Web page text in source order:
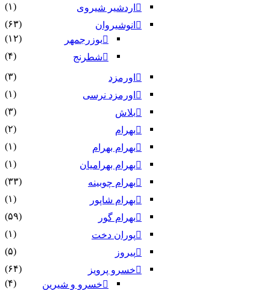
اردشیر شیروی
(۱)
انوشیروان
(۶۳)
بوزرجمهر
(۱۲)
شطرنج
(۴)
اورمزد
(۳)
اورمزد نرسى‏
(۱)
بلاش
(۳)
بهرام
(۲)
بهرام بهرام
(۱)
بهرام بهرامیان‏
(۱)
بهرام چوبینه
(۳۳)
بهرام شاپور
(۱)
بهرام گور
(۵۹)
پوران دخت
(۱)
پیروز
(۵)
خسرو پرویز
(۶۴)
خسرو و شیرین
(۴)